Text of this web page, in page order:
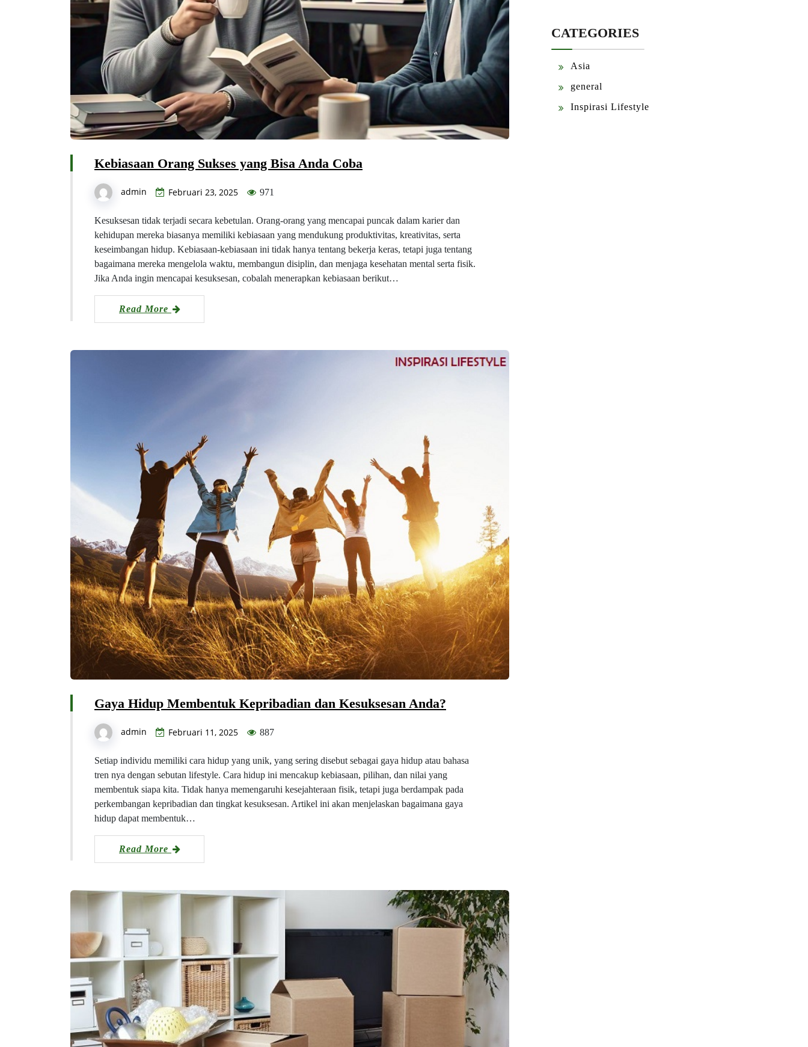
Kebiasaan Orang Sukses yang Bisa Anda Coba
admin Februari 23, 2025 971
Kesuksesan tidak terjadi secara kebetulan. Orang-orang yang mencapai puncak dalam karier dan
kehidupan mereka biasanya memiliki kebiasaan yang mendukung produktivitas, kreativitas, serta
keseimbangan hidup. Kebiasaan-kebiasaan ini tidak hanya tentang bekerja keras, tetapi juga tentang
bagaimana mereka mengelola waktu, membangun disiplin, dan menjaga kesehatan mental serta fisik.
Jika Anda ingin mencapai kesuksesan, cobalah menerapkan kebiasaan berikut…
Read More
Gaya Hidup Membentuk Kepribadian dan Kesuksesan Anda?
admin Februari 11, 2025 887
Setiap individu memiliki cara hidup yang unik, yang sering disebut sebagai gaya hidup atau bahasa
tren nya dengan sebutan lifestyle. Cara hidup ini mencakup kebiasaan, pilihan, dan nilai yang
membentuk siapa kita. Tidak hanya memengaruhi kesejahteraan fisik, tetapi juga berdampak pada
perkembangan kepribadian dan tingkat kesuksesan. Artikel ini akan menjelaskan bagaimana gaya
hidup dapat membentuk…
Read More
CATEGORIES
Asia
general
Inspirasi Lifestyle